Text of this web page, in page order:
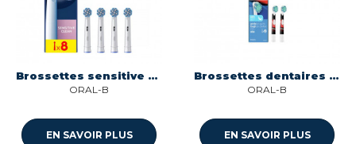
Brossettes sensitive clean x8 blanc Oral-b 8006540896273
ORAL-B
EN SAVOIR PLUS
Brossettes dentaires enfant x2 extrasoft princess/cars/mickey Oral-b 4210201386049
ORAL-B
EN SAVOIR PLUS